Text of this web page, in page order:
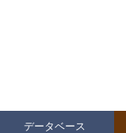
データベース